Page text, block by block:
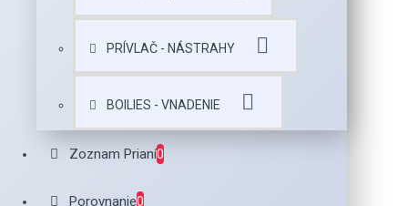
PRÍVLAČ - NÁSTRAHY
BOILIES - VNADENIE
Zoznam Prianí0
Porovnanie0